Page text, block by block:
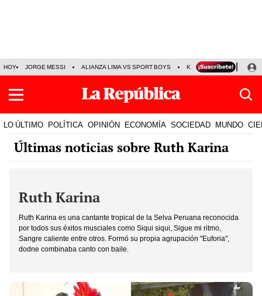
HOY JORGE MESSI ALIANZA LIMA VS SPORT BOYS KENJI FUJIMORI
LO ÚLTIMO POLÍTICA OPINIÓN ECONOMÍA SOCIEDAD MUNDO
Últimas noticias sobre Ruth Karina
Ruth Karina
Ruth Karina es una cantante tropical de la Selva Peruana reconocida
por todos sus éxitos musciales como Siqui siqui, Sigue mi ritmo,
Sangre caliente entre otros. Formó su propia agrupación "Euforia",
dodne combinaba canto con baile.